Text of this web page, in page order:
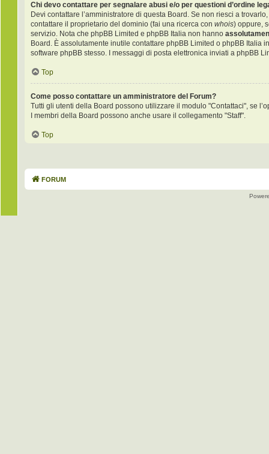
Chi devo contattare per segnalare abusi e/o per questioni d’ordine
Devi contattare l’amministratore di questa Board. Se non riesci a
contattare il proprietario del dominio (fai una ricerca con whois) oppure,
servizio. Nota che phpBB Limited e phpBB Italia non hanno
Board. È assolutamente inutile contattare phpBB Limited o phpBB
software phpBB stesso. I messaggi di posta elettronica inviati a phpBB
Top
Come posso contattare un amministratore del Forum?
Tutti gli utenti della Board possono utilizzare il modulo "Contattaci", se
I membri della Board possono anche usare il collegamento "Staff".
Top
FORUM